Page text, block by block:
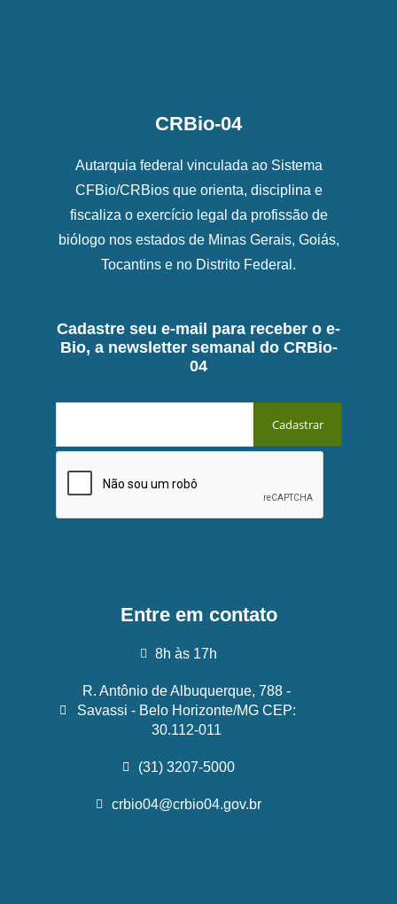
CRBio-04
Autarquia federal vinculada ao Sistema
CFBio/CRBios que orienta, disciplina e
fiscaliza o exercício legal da profissão de
biólogo nos estados de Minas Gerais, Goiás,
Tocantins e no Distrito Federal.
Cadastre seu e-mail para receber o e-
Bio, a newsletter semanal do CRBio-
04
Entre em contato
8h às 17h
R. Antônio de Albuquerque, 788 -
Savassi - Belo Horizonte/MG CEP:
30.112-011
(31) 3207-5000
crbio04@crbio04.gov.br